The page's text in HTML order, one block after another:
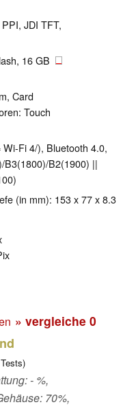
JDI TFT,
16 GB
Card
Touch
Fi 4/), Bluetooth 4.0,
B3(1800)/B2(1900) ||
(in mm): 153 x 77 x 8.3
» vergleiche 0
Tests)
- %,
70%,